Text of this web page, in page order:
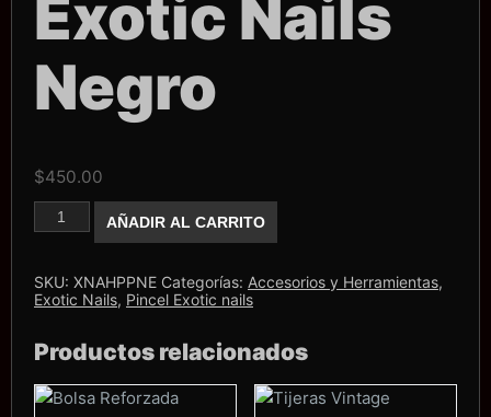
Exotic Nails
Negro
$450.00
Portapincel
Exotic
cantidad
AÑADIR AL CARRITO
SKU: XNAHPPNE Categorías: Accesorios y Herramientas,
Exotic Nails, Pincel Exotic nails
Productos relacionados